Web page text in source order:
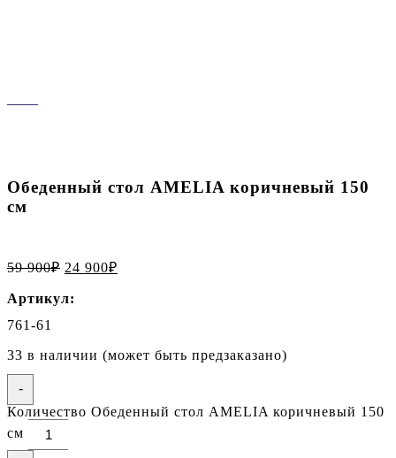
Обеденный стол AMELIA коричневый 150
см
59 900₽ 24 900₽
Артикул:
761-61
33 в наличии (может быть предзаказано)
-
Количество Обеденный стол AMELIA коричневый 150
см